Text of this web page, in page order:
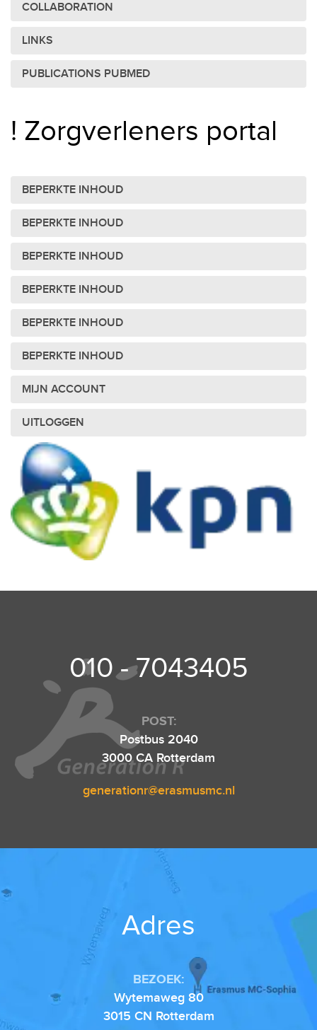
COLLABORATION
LINKS
PUBLICATIONS PUBMED
! Zorgverleners portal
BEPERKTE INHOUD
BEPERKTE INHOUD
BEPERKTE INHOUD
BEPERKTE INHOUD
BEPERKTE INHOUD
BEPERKTE INHOUD
MIJN ACCOUNT
UITLOGGEN
010 - 7043405
POST:
Postbus 2040
3000 CA Rotterdam
generationr@erasmusmc.nl
Adres
BEZOEK:
Wytemaweg 80
3015 CN Rotterdam